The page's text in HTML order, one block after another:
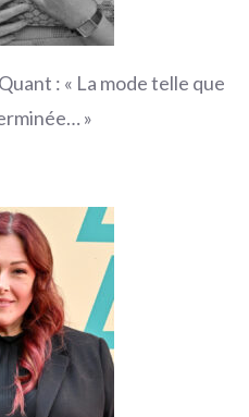
: « La mode telle que
»